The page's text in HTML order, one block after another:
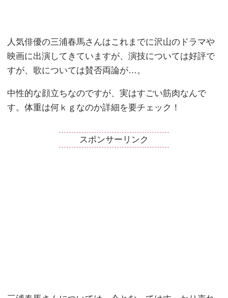
人気俳優の三浦春馬さんはこれまでに沢山のドラマや
映画に出演してきていますが、演技については好評で
すが、歌については賛否両論が…。
中性的な顔立ちなのですが、実はすごい筋肉なんで
す。体重は何ｋｇなのか詳細を要チェック！
スポンサーリンク